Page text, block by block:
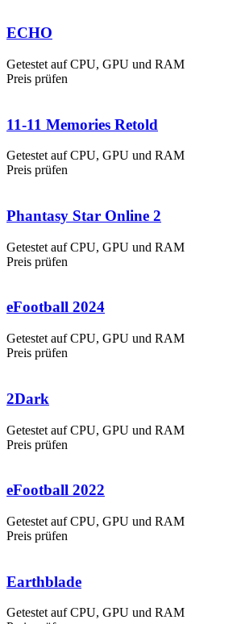
ECHO
Getestet auf CPU, GPU und RAM
Preis prüfen
11-11 Memories Retold
Getestet auf CPU, GPU und RAM
Preis prüfen
Phantasy Star Online 2
Getestet auf CPU, GPU und RAM
Preis prüfen
eFootball 2024
Getestet auf CPU, GPU und RAM
Preis prüfen
2Dark
Getestet auf CPU, GPU und RAM
Preis prüfen
eFootball 2022
Getestet auf CPU, GPU und RAM
Preis prüfen
Earthblade
Getestet auf CPU, GPU und RAM